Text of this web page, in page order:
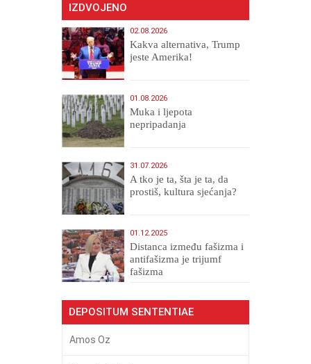
IZDVOJENO
02.08.2026
Kakva alternativa, Trump
jeste Amerika!
01.08.2026
Muka i ljepota
nepripadanja
31.07.2026
A tko je ta, šta je ta, da
prostiš, kultura sjećanja?
01.12.2025
Distanca između fašizma i
antifašizma je trijumf
fašizma
DEPOSITUM SENTENTIAE
Amos Oz